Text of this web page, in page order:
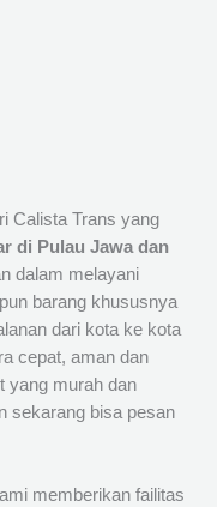
Calista Trans yang
di Pulau Jawa dan
dalam melayani
barang khususnya
dari kota ke kota
cepat, aman dan
yang murah dan
sekarang bisa pesan
memberikan failitas